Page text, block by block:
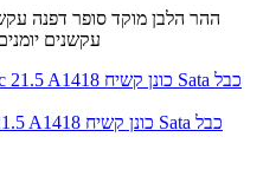
עקשנים